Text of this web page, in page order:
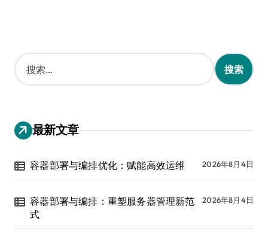
搜
索
：
最新文章
容器部署与编排优化：赋能高效运维 2026年8月4日
容器部署与编排：重塑服务器管理新范
式
2026年8月4日